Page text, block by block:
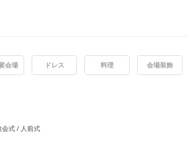
会場 ドレス 料理 会場装飾
会式/ 人前式